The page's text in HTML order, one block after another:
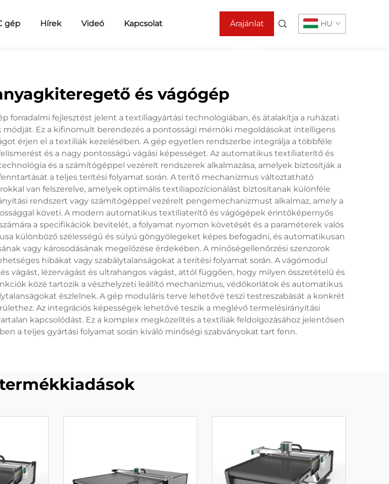
gép Hírek Videó Kapcsolat Árajánlat HU
és vágógép
forradalmi fejlesztést jelent a textíliagyártási technológiában, és átalakítja a ruházati
Ez a kifinomult berendezés a pontossági mérnöki megoldásokat intelligens
érjen el a textíliák kezelésében. A gép egyetlen rendszerbe integrálja a többféle
és a nagy pontosságú vágási képességet. Az automatikus textíliaterítő és
és a számítógéppel vezérelt rendszerek alkalmazása, amelyek biztosítják a
a teljes terítési folyamat során. A terítő mechanizmus változtatható
van felszerelve, amelyek optimális textíliapozícionálást biztosítanak különféle
rendszert vagy számítógéppel vezérelt pengemechanizmust alkalmaz, amely a
követi. A modern automatikus textíliaterítő és vágógépek érintőképernyős
a specifikációk bevitelét, a folyamat nyomon követését és a paraméterek valós
különböző szélességű és súlyú göngyölegeket képes befogadni, és automatikusan
vagy károsodásának megelőzése érdekében. A minőségellenőrzési szenzorok
hibákat vagy szabálytalanságokat a terítési folyamat során. A vágómodul
vágást, lézervágást és ultrahangos vágást, attól függően, hogy milyen összetételű és
közé tartozik a vészhelyzeti leállító mechanizmus, védőkorlátok és automatikus
észlelnek. A gép moduláris terve lehetővé teszi testreszabását a konkrét
Az integrációs képességek lehetővé teszik a meglévő termelésirányítási
kapcsolódást. Ez a komplex megközelítés a textíliák feldolgozásához jelentősen
a teljes gyártási folyamat során kiváló minőségi szabványokat tart fenn.